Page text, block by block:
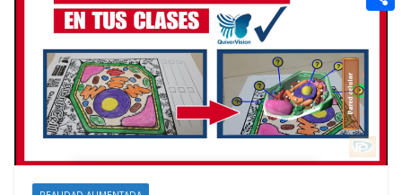
n
er
t
a
d
t
o
a
r